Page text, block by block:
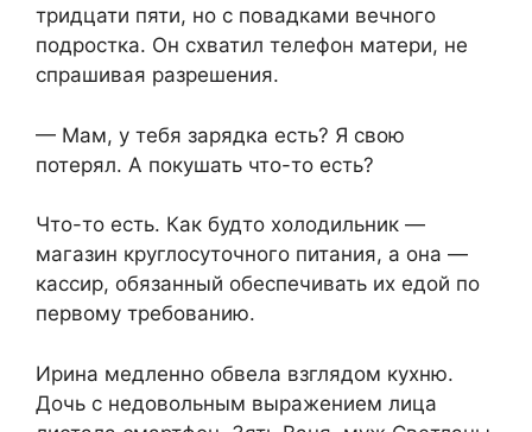
тридцати пяти, но с повадками вечного
подростка. Он схватил телефон матери, не
спрашивая разрешения.
— Мам, у тебя зарядка есть? Я свою
потерял. А покушать что-то есть?
Что-то есть. Как будто холодильник —
магазин круглосуточного питания, а она —
кассир, обязанный обеспечивать их едой по
первому требованию.
Ирина медленно обвела взглядом кухню.
Дочь с недовольным выражением лица